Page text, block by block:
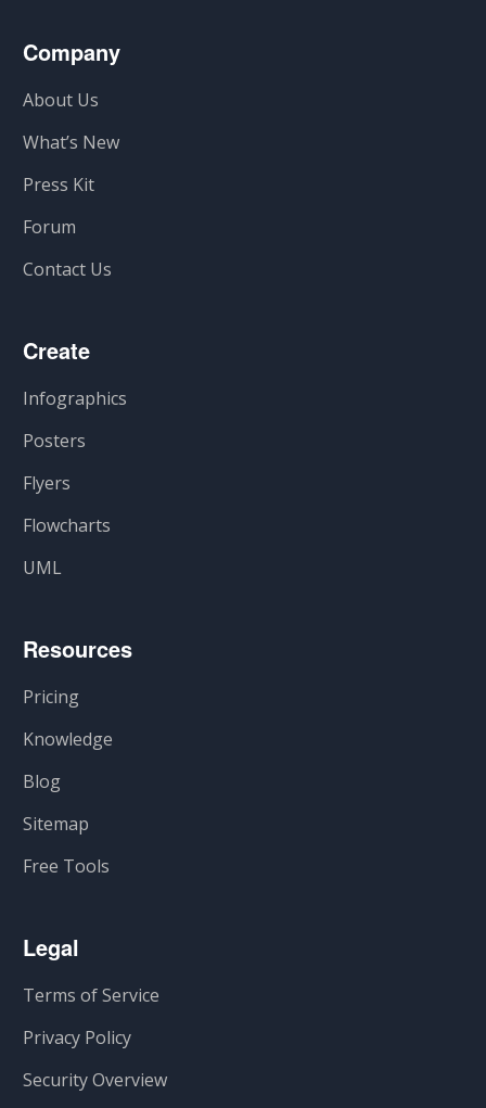
Company
About Us
What’s New
Press Kit
Forum
Contact Us
Create
Infographics
Posters
Flyers
Flowcharts
UML
Resources
Pricing
Knowledge
Blog
Sitemap
Free Tools
Legal
Terms of Service
Privacy Policy
Security Overview